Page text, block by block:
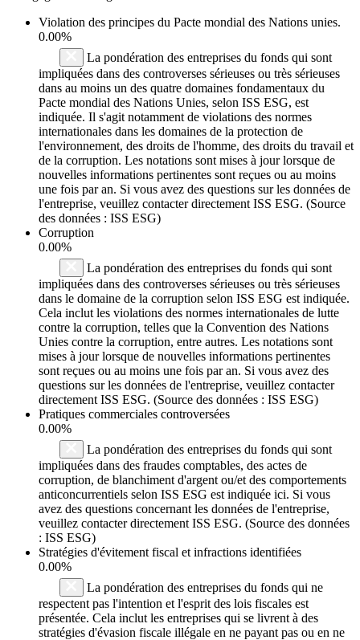
Violation des principes du Pacte mondial des Nations unies.
0.00%
La pondération des entreprises du fonds qui sont
impliquées dans des controverses sérieuses ou très sérieuses
dans au moins un des quatre domaines fondamentaux du
Pacte mondial des Nations Unies, selon ISS ESG, est
indiquée. Il s'agit notamment de violations des normes
internationales dans les domaines de la protection de
l'environnement, des droits de l'homme, des droits du travail et
de la corruption. Les notations sont mises à jour lorsque de
nouvelles informations pertinentes sont reçues ou au moins
une fois par an. Si vous avez des questions sur les données de
l'entreprise, veuillez contacter directement ISS ESG. (Source
des données : ISS ESG)
Corruption
0.00%
La pondération des entreprises du fonds qui sont
impliquées dans des controverses sérieuses ou très sérieuses
dans le domaine de la corruption selon ISS ESG est indiquée.
Cela inclut les violations des normes internationales de lutte
contre la corruption, telles que la Convention des Nations
Unies contre la corruption, entre autres. Les notations sont
mises à jour lorsque de nouvelles informations pertinentes
sont reçues ou au moins une fois par an. Si vous avez des
questions sur les données de l'entreprise, veuillez contacter
directement ISS ESG. (Source des données : ISS ESG)
Pratiques commerciales controversées
0.00%
La pondération des entreprises du fonds qui sont
impliquées dans des fraudes comptables, des actes de
corruption, de blanchiment d'argent ou/et des comportements
anticoncurrentiels selon ISS ESG est indiquée ici. Si vous
avez des questions concernant les données de l'entreprise,
veuillez contacter directement ISS ESG. (Source des données
: ISS ESG)
Stratégies d'évitement fiscal et infractions identifiées
0.00%
La pondération des entreprises du fonds qui ne
respectent pas l'intention et l'esprit des lois fiscales est
présentée. Cela inclut les entreprises qui se livrent à des
stratégies d'évasion fiscale illégale en ne payant pas ou en ne